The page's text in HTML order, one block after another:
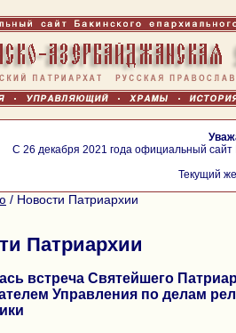
С 26 декабря 2021 года официальный
Текущий
/ Новости Патриархии
Патриархии
встреча Святейшего
Управления по делам